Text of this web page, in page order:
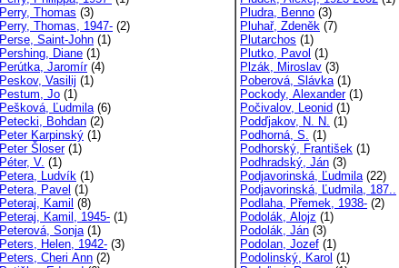
Perry, Thomas (3)
Perry, Thomas, 1947- (2)
Perse, Saint-John (1)
Pershing, Diane (1)
Perútka, Jaromír(4)
Peskov, Vasilij (1)
Pestum, Jo (1)
Pešková, Ľudmila(6)
Petecki, Bohdan (2)
Peter Karpinský (1)
Peter Šloser(1)
Péter, V. (1)
Petera, Ludvík (1)
Petera, Pavel (1)
Peteraj, Kamil (8)
Peteraj, Kamil, 1945- (1)
Peterová, Sonja(1)
Peters, Helen, 1942- (3)
Peters, Cheri Ann (2)
Pludra, Benno (3)
Pluhař, Zdeněk (7)
Plutarchos (1)
Plutko, Pavol (1)
Plzák, Miroslav (3)
Poberová, Slávka(1)
Pockody, Alexander(1)
Počivalov, Leonid (1)
Podďjakov, N. N. (1)
Podhorná, S. (1)
Podhorský, František (1)
Podhradský, Ján (3)
Podjavorinská, Ľudmila(22)
Podjavorinská, Ľudmila, 187..
Podlaha, Přemek, 1938- (2)
Podolák, Alojz (1)
Podolák, Ján (3)
Podolan, Jozef (1)
Podolinský, Karol (1)